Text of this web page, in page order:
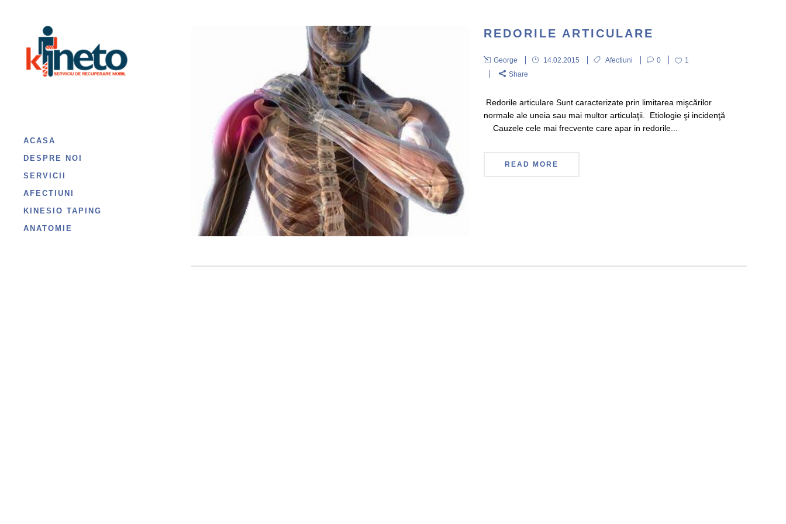
ACASA
DESPRE NOI
SERVICII
AFECTIUNI
KINESIO TAPING
ANATOMIE
REDORILE ARTICULARE
George 14.02.2015 Afectiuni 0
1
Share
Redorile articulare Sunt caracterizate prin limitarea mişcărilor
normale ale uneia sau mai multor articulaţii. Etiologie şi incidenţă
Cauzele cele mai frecvente care apar in redorile...
READ MORE